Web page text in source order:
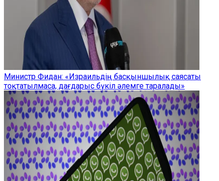
Министр Фидан: «Израильдің басқыншылық саясаты
тоқтатылмаса, дағдарыс бүкіл әлемге таралады»